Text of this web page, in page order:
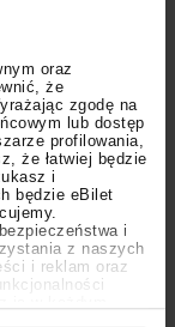
oraz
że
zgodę na
lub dostęp
profilowania,
że łatwiej będzie
i
będzie eBilet
i
z naszych
i reklam oraz
Festival 2027
się